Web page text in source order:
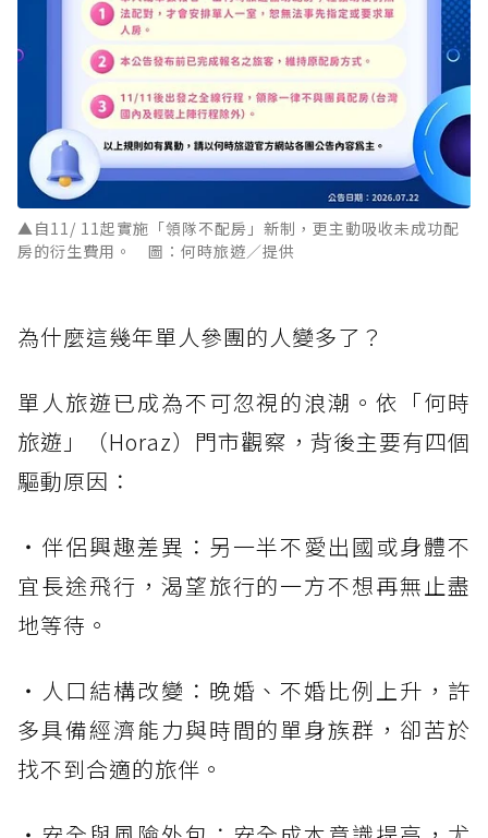
▲自11/ 11起實施「領隊不配房」新制，更主動吸收未成功配
房的衍生費用。 圖：何時旅遊／提供
為什麼這幾年單人參團的人變多了？
單人旅遊已成為不可忽視的浪潮。依「何時
旅遊」（Horaz）門市觀察，背後主要有四個
驅動原因：
・伴侶興趣差異：另一半不愛出國或身體不
宜長途飛行，渴望旅行的一方不想再無止盡
地等待。
・人口結構改變：晚婚、不婚比例上升，許
多具備經濟能力與時間的單身族群，卻苦於
找不到合適的旅伴。